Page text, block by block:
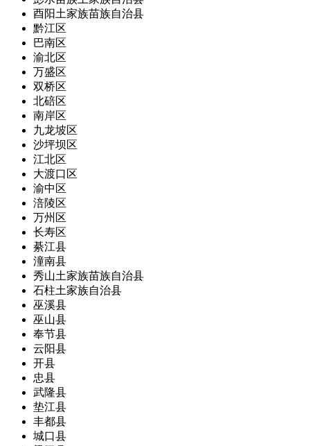
酉阳土家族苗族自治县
黔江区
巴南区
渝北区
万盛区
双桥区
北碚区
南岸区
九龙坡区
沙坪坝区
江北区
大渡口区
渝中区
涪陵区
万州区
长寿区
綦江县
潼南县
秀山土家族苗族自治县
石柱土家族自治县
巫溪县
巫山县
奉节县
云阳县
开县
忠县
武隆县
垫江县
丰都县
城口县